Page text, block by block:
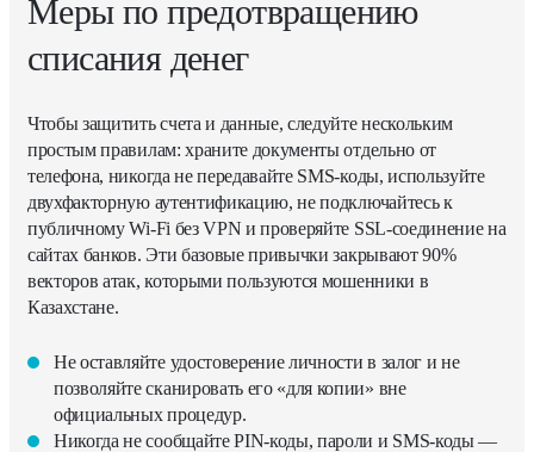
Меры по предотвращению
списания денег
Чтобы защитить счета и данные, следуйте нескольким
простым правилам: храните документы отдельно от
телефона, никогда не передавайте SMS-коды, используйте
двухфакторную аутентификацию, не подключайтесь к
публичному Wi-Fi без VPN и проверяйте SSL-соединение на
сайтах банков. Эти базовые привычки закрывают 90%
векторов атак, которыми пользуются мошенники в
Казахстане.
Не оставляйте удостоверение личности в залог и не
позволяйте сканировать его «для копии» вне
официальных процедур.
Никогда не сообщайте PIN-коды, пароли и SMS-коды —